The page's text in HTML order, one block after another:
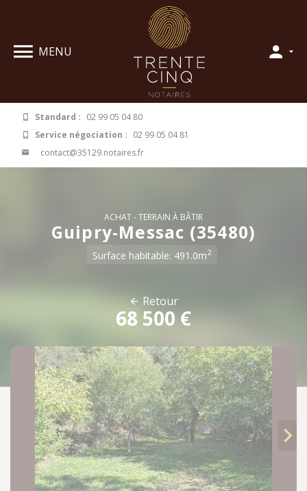
MENU
Standard : 02 99 05 04 80
Service négociation : 02 99 05 04 81
contact@35129.notaires.fr
ACHAT TERRAIN À BÂTIR
Guipry-Messac (35480)
Surface habitable: 491.0m2
Retour
68 500 €
Panneau de gestion des cookies